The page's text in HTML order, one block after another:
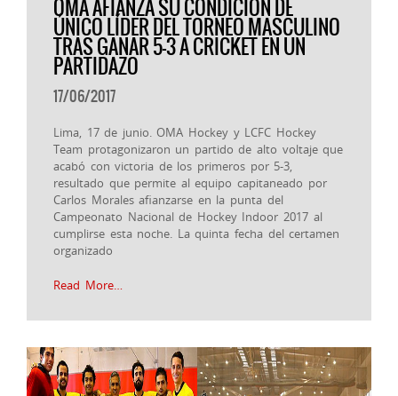
OMA AFIANZA SU CONDICIÓN DE
ÚNICO LÍDER DEL TORNEO MASCULINO
TRAS GANAR 5-3 A CRICKET EN UN
PARTIDAZO
17/06/2017
Lima, 17 de junio. OMA Hockey y LCFC Hockey
Team protagonizaron un partido de alto voltaje que
acabó con victoria de los primeros por 5-3,
resultado que permite al equipo capitaneado por
Carlos Morales afianzarse en la punta del
Campeonato Nacional de Hockey Indoor 2017 al
cumplirse esta noche. La quinta fecha del certamen
organizado
Read More…